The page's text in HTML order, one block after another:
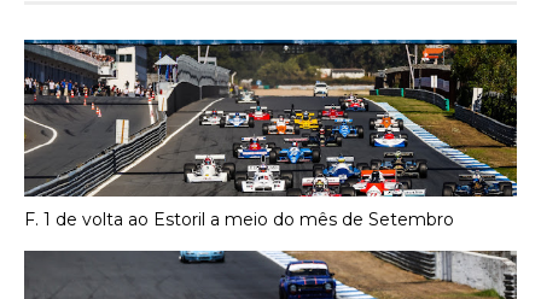
F. 1 de volta ao Estoril a meio do mês de Setembro